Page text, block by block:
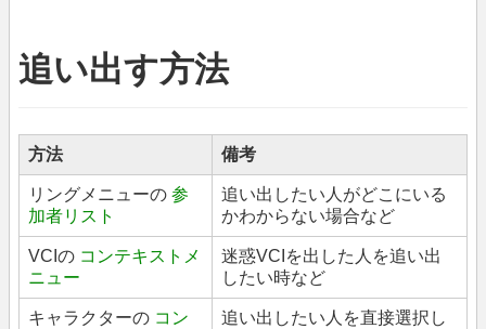
追い出す方法
方法 備考
リングメニューの 参
加者リスト
追い出したい人がどこにいる
かわからない場合など
VCIの コンテキストメ
ニュー
迷惑VCIを出した人を追い出
したい時など
キャラクターの コン
追い出したい人を直接選択し